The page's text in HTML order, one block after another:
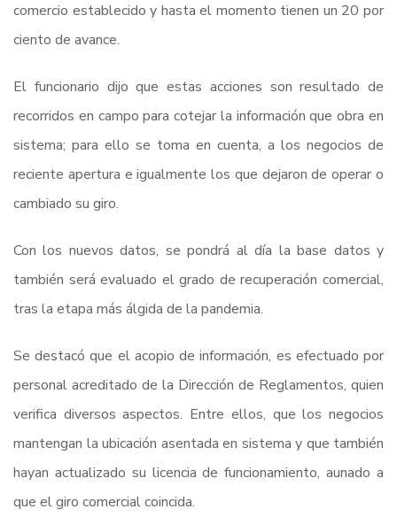
comercio establecido y hasta el momento tienen un 20 por
ciento de avance.
El funcionario dijo que estas acciones son resultado de
recorridos en campo para cotejar la información que obra en
sistema; para ello se toma en cuenta, a los negocios de
reciente apertura e igualmente los que dejaron de operar o
cambiado su giro.
Con los nuevos datos, se pondrá al día la base datos y
también será evaluado el grado de recuperación comercial,
tras la etapa más álgida de la pandemia.
Se destacó que el acopio de información, es efectuado por
personal acreditado de la Dirección de Reglamentos, quien
verifica diversos aspectos. Entre ellos, que los negocios
mantengan la ubicación asentada en sistema y que también
hayan actualizado su licencia de funcionamiento, aunado a
que el giro comercial coincida.